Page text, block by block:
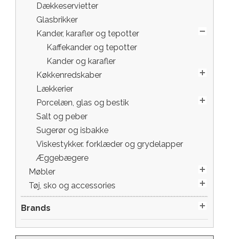
Dækkeservietter
Glasbrikker
Kander, karafler og tepotter
Kaffekander og tepotter
Kander og karafler
Køkkenredskaber
Lækkerier
Porcelæn, glas og bestik
Salt og peber
Sugerør og isbakke
Viskestykker. forklæder og grydelapper
Æggebægere
Møbler
Tøj, sko og accessories
Brands